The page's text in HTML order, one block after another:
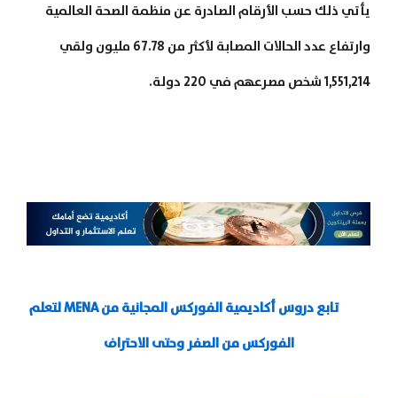
يأتي ذلك حسب الأرقام الصادرة عن منظمة الصحة العالمية
وارتفاع عدد الحالات المصابة لأكثر من 67.78 مليون ولقي
1,551,214 شخص مصرعهم في 220 دولة.
تابع دروس أكاديمية الفوركس المجانية من MENA لتعلم
الفوركس من الصفر وحتى الاحتراف